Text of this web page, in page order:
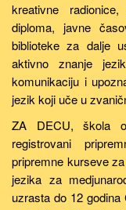
kreativne
diploma, javne
biblioteke za dalje
aktivno znanje
komunikaciju i
jezik koji uče u
ZA DECU, škola
registrovani
pripremne kurseve
jezika za
uzrasta do 12